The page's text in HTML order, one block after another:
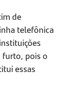
de
telefônica
furto, pois o
essas